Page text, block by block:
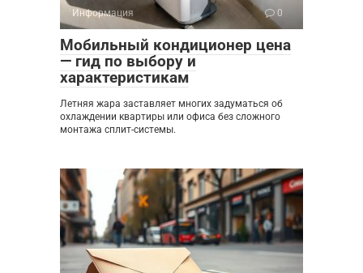
Информация 0
Мобильный кондиционер цена
— гид по выбору и
характеристикам
Летняя жара заставляет многих задуматься об
охлаждении квартиры или офиса без сложного
монтажа сплит-системы.